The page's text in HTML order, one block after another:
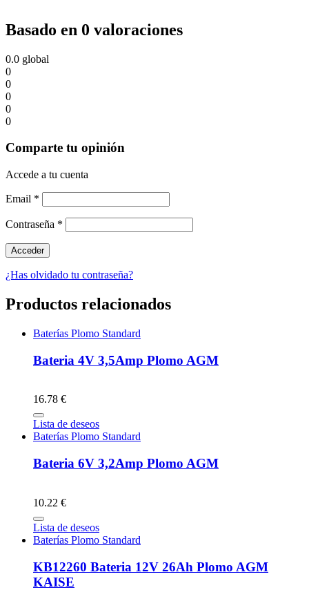
Basado en 0 valoraciones
0.0 global
0
0
0
0
0
Comparte tu opinión
Accede a tu cuenta
Email *
Contraseña *
¿Has olvidado tu contraseña?
Productos relacionados
Baterías Plomo Standard
Bateria 4V 3,5Amp Plomo AGM
16.78 €
Lista de deseos
Baterías Plomo Standard
Bateria 6V 3,2Amp Plomo AGM
10.22 €
Lista de deseos
Baterías Plomo Standard
KB12260 Bateria 12V 26Ah Plomo AGM
KAISE